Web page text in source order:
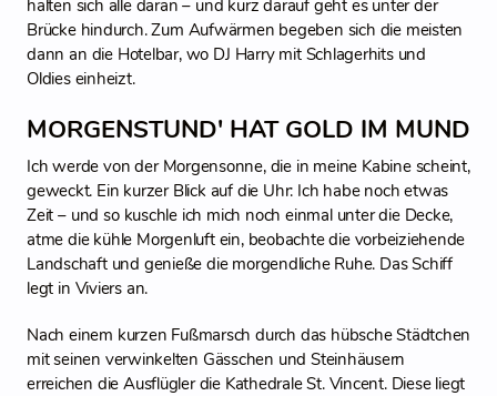
halten sich alle daran – und kurz darauf geht es unter der
Brücke hindurch. Zum Aufwärmen begeben sich die meisten
dann an die Hotelbar, wo DJ Harry mit Schlagerhits und
Oldies einheizt.
MORGENSTUND' HAT GOLD IM MUND
Ich werde von der Morgensonne, die in meine Kabine scheint,
geweckt. Ein kurzer Blick auf die Uhr: Ich habe noch etwas
Zeit – und so kuschle ich mich noch einmal unter die Decke,
atme die kühle Morgenluft ein, beobachte die vorbeiziehende
Landschaft und genieße die morgendliche Ruhe. Das Schiff
legt in Viviers an.
Nach einem kurzen Fußmarsch durch das hübsche Städtchen
mit seinen verwinkelten Gässchen und Steinhäusern
erreichen die Ausflügler die Kathedrale St. Vincent. Diese liegt